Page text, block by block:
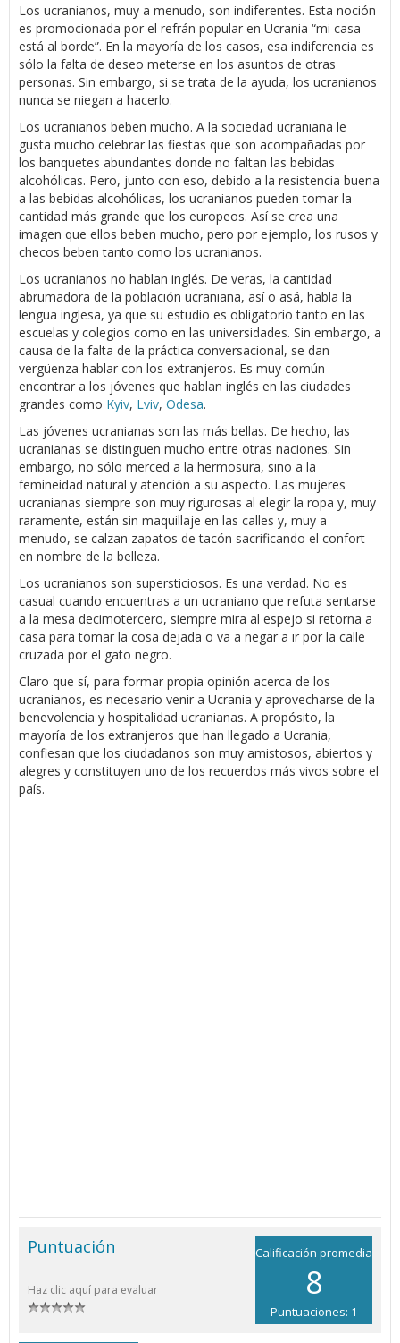
Los ucranianos, muy a menudo, son indiferentes. Esta noción
es promocionada por el refrán popular en Ucrania “mi casa
está al borde”. En la mayoría de los casos, esa indiferencia es
sólo la falta de deseo meterse en los asuntos de otras
personas. Sin embargo, si se trata de la ayuda, los ucranianos
nunca se niegan a hacerlo.
Los ucranianos beben mucho. A la sociedad ucraniana le
gusta mucho celebrar las fiestas que son acompañadas por
los banquetes abundantes donde no faltan las bebidas
alcohólicas. Pero, junto con eso, debido a la resistencia buena
a las bebidas alcohólicas, los ucranianos pueden tomar la
cantidad más grande que los europeos. Así se crea una
imagen que ellos beben mucho, pero por ejemplo, los rusos y
checos beben tanto como los ucranianos.
Los ucranianos no hablan inglés. De veras, la cantidad
abrumadora de la población ucraniana, así o asá, habla la
lengua inglesa, ya que su estudio es obligatorio tanto en las
escuelas y colegios como en las universidades. Sin embargo, a
causa de la falta de la práctica conversacional, se dan
vergüenza hablar con los extranjeros. Es muy común
encontrar a los jóvenes que hablan inglés en las ciudades
grandes como Kyiv, Lviv, Odesa.
Las jóvenes ucranianas son las más bellas. De hecho, las
ucranianas se distinguen mucho entre otras naciones. Sin
embargo, no sólo merced a la hermosura, sino a la
femineidad natural y atención a su aspecto. Las mujeres
ucranianas siempre son muy rigurosas al elegir la ropa y, muy
raramente, están sin maquillaje en las calles y, muy a
menudo, se calzan zapatos de tacón sacrificando el confort
en nombre de la belleza.
Los ucranianos son supersticiosos. Es una verdad. No es
casual cuando encuentras a un ucraniano que refuta sentarse
a la mesa decimotercero, siempre mira al espejo si retorna a
casa para tomar la cosa dejada o va a negar a ir por la calle
cruzada por el gato negro.
Claro que sí, para formar propia opinión acerca de los
ucranianos, es necesario venir a Ucrania y aprovecharse de la
benevolencia y hospitalidad ucranianas. A propósito, la
mayoría de los extranjeros que han llegado a Ucrania,
confiesan que los ciudadanos son muy amistosos, abiertos y
alegres y constituyen uno de los recuerdos más vivos sobre el
país.
Calificación promedia
8
Puntuaciones: 1
Puntuación
Haz clic aquí para evaluar